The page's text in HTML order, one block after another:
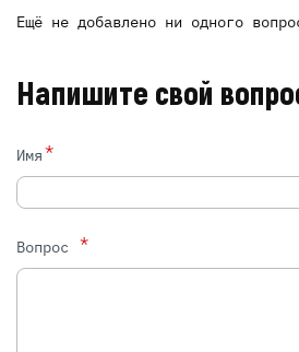
Ещё не добавлено ни одного
Напишите свой
Имя*
Вопрос *